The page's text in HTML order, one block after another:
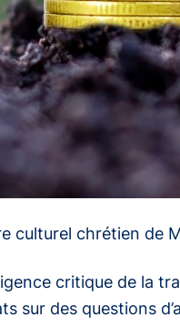
culturel chrétien de
critique de la
sur des questions